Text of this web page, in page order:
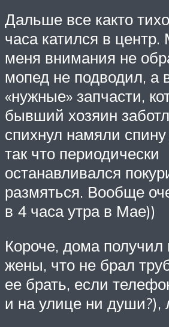
Дальше все както
часа катился в
меня внимания не
мопед не подводил, а
«нужные» запчасти,
бывший хозяин
спихнул намяли
так что периодически
останавливался
размяться. Вообще
в 4 часа утра в Мае))
Короче, дома получил
жены, что не брал
ее брать, если
и на улице ни души?),